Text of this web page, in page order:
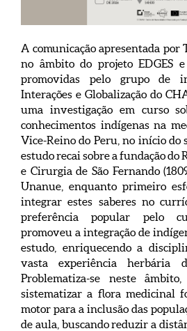
A comunicação apresentada por
no âmbito do projeto EDGES
promovidas pelo grupo de
Interações e Globalização do
uma investigação em curso
conhecimentos indígenas na
Vice-Reino do Peru, no início do
estudo recai sobre a fundação do
e Cirurgia de São Fernando
Unanue, enquanto primeiro
integrar estes saberes no
preferência popular pelo
promoveu a integração de
estudo, enriquecendo a
vasta experiência herbária
Problematiza-se neste
sistematizar a flora medicinal
motor para a inclusão das
de aula, buscando reduzir a